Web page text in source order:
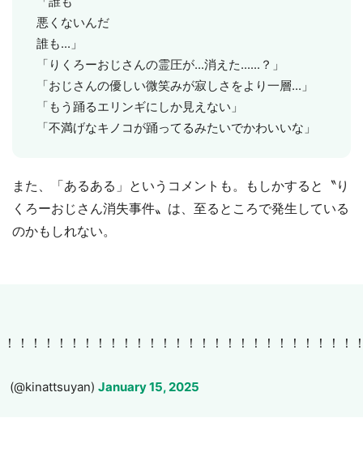
悪くないんだ
誰も...」
「りくろーおじさんの霊圧が...消えた......？」
「おじさんの優しい微笑みが寂しさをより一層...」
「もう踊るエリンギにしか見えない」
「不満げなキノコが踊ってるみたいでかわいいな」
また、「あるある」というコメントも。もしかすると〝り
くろーおじさん消失事件〟は、至るところで発生している
のかもしれない。
！！！！！！！！！！！！！！！！！！！！！！！！！！
(@kinattsuyan) January 15, 2025